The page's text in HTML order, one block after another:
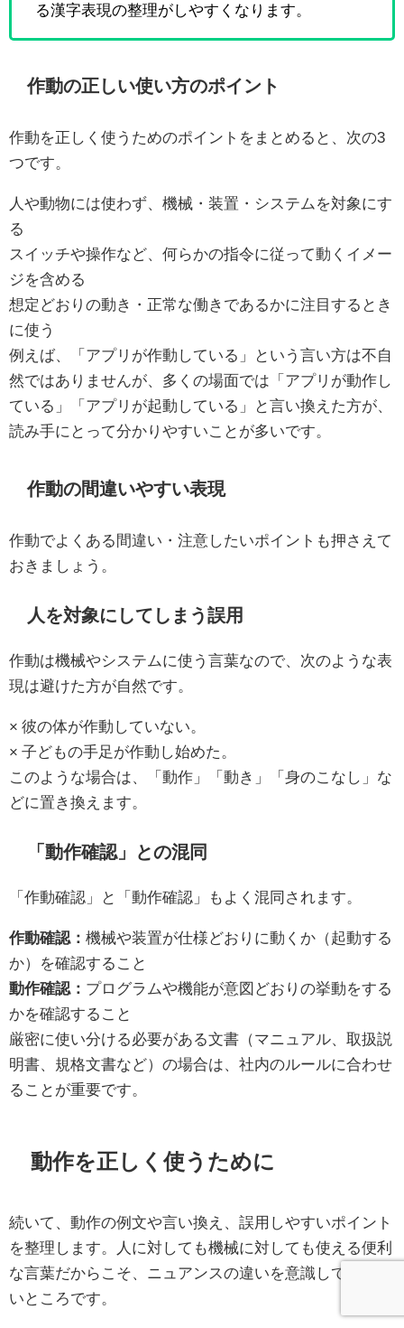
る漢字表現の整理がしやすくなります。
作動の正しい使い方のポイント
作動を正しく使うためのポイントをまとめると、次の3
つです。
人や動物には使わず、機械・装置・システムを対象にす
る
スイッチや操作など、何らかの指令に従って動くイメー
ジを含める
想定どおりの動き・正常な働きであるかに注目するとき
に使う
例えば、「アプリが作動している」という言い方は不自
然ではありませんが、多くの場面では「アプリが動作し
ている」「アプリが起動している」と言い換えた方が、
読み手にとって分かりやすいことが多いです。
作動の間違いやすい表現
作動でよくある間違い・注意したいポイントも押さえて
おきましょう。
人を対象にしてしまう誤用
作動は機械やシステムに使う言葉なので、次のような表
現は避けた方が自然です。
× 彼の体が作動していない。
× 子どもの手足が作動し始めた。
このような場合は、「動作」「動き」「身のこなし」な
どに置き換えます。
「動作確認」との混同
「作動確認」と「動作確認」もよく混同されます。
作動確認： 機械や装置が仕様どおりに動くか（起動する
か）を確認すること
動作確認： プログラムや機能が意図どおりの挙動をする
かを確認すること
厳密に使い分ける必要がある文書（マニュアル、取扱説
明書、規格文書など）の場合は、社内のルールに合わせ
ることが重要です。
動作を正しく使うために
続いて、動作の例文や言い換え、誤用しやすいポイント
を整理します。人に対しても機械に対しても使える便利
な言葉だからこそ、ニュアンスの違いを意識しておきた
いところです。